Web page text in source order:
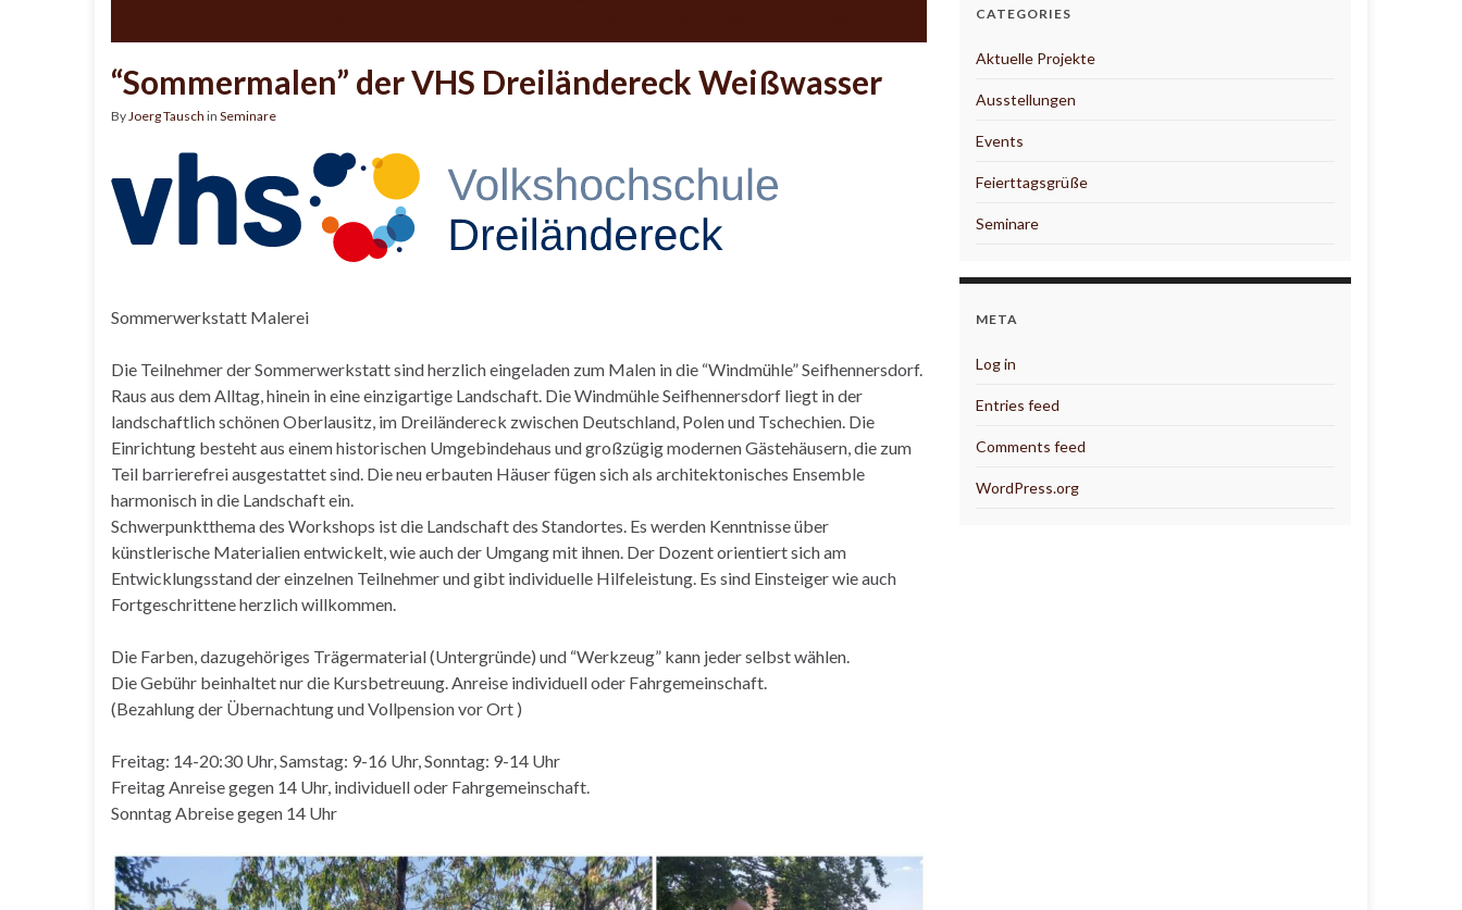
“Sommermalen” der VHS Dreiländereck Weißwasser
ByJoerg Tausch in Seminare
Sommerwerkstatt Malerei
Die Teilnehmer der Sommerwerkstatt sind herzlich eingeladen zum Malen in die “Windmühle” Seifhennersdorf.
Raus aus dem Alltag, hinein in eine einzigartige Landschaft. Die Windmühle Seifhennersdorf liegt in der
landschaftlich schönen Oberlausitz, im Dreiländereck zwischen Deutschland, Polen und Tschechien. Die
Einrichtung besteht aus einem historischen Umgebindehaus und großzügig modernen Gästehäusern, die zum
Teil barrierefrei ausgestattet sind. Die neu erbauten Häuser fügen sich als architektonisches Ensemble
harmonisch in die Landschaft ein.
Schwerpunktthema des Workshops ist die Landschaft des Standortes. Es werden Kenntnisse über
künstlerische Materialien entwickelt, wie auch der Umgang mit ihnen. Der Dozent orientiert sich am
Entwicklungsstand der einzelnen Teilnehmer und gibt individuelle Hilfeleistung. Es sind Einsteiger wie auch
Fortgeschrittene herzlich willkommen.
Die Farben, dazugehöriges Trägermaterial (Untergründe) und “Werkzeug” kann jeder selbst wählen.
Die Gebühr beinhaltet nur die Kursbetreuung. Anreise individuell oder Fahrgemeinschaft.
(Bezahlung der Übernachtung und Vollpension vor Ort )
Freitag: 14-20:30 Uhr, Samstag: 9-16 Uhr, Sonntag: 9-14 Uhr
Freitag Anreise gegen 14 Uhr, individuell oder Fahrgemeinschaft.
Sonntag Abreise gegen 14 Uhr
CATEGORIES
Aktuelle Projekte
Ausstellungen
Events
Feierttagsgrüße
Seminare
META
Log in
Entries feed
Comments feed
WordPress.org